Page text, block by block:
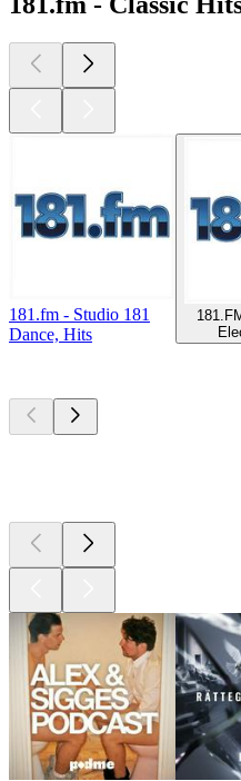
181.fm - Studio 181
Dance, Hits